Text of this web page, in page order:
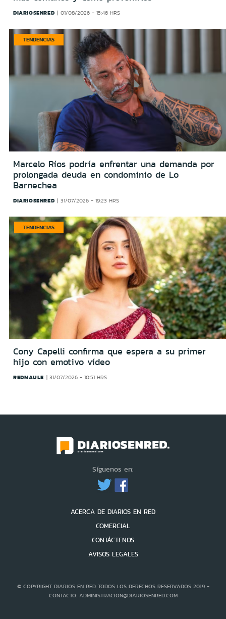
DIARIOSENRED 01/08/2026 - 15:46 HRS
TENDENCIAS
Marcelo Ríos podría enfrentar una demanda por
prolongada deuda en condominio de Lo
Barnechea
DIARIOSENRED 31/07/2026 - 19:23 HRS
TENDENCIAS
Cony Capelli confirma que espera a su primer
hijo con emotivo vídeo
REDMAULE 31/07/2026 - 10:51 HRS
Síguenos en:
ACERCA DE DIARIOS EN RED
COMERCIAL
CONTÁCTENOS
AVISOS LEGALES
© COPYRIGHT DIARIOS EN RED TODOS LOS DERECHOS RESERVADOS 2019 -
CONTACTO: ADMINISTRACION@DIARIOSENRED.COM